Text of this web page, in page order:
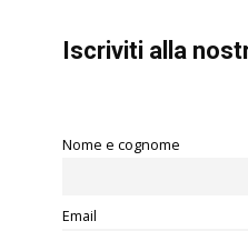
Iscriviti alla
Nome e cognome
Email